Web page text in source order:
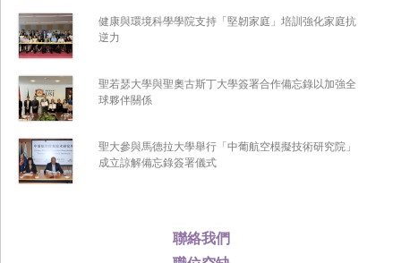
聯絡我們
健康與環境科學學院支持「堅韌家庭」培訓強化家庭抗
逆力
聖若瑟大學與聖奧古斯丁大學簽署合作備忘錄以加強全
球夥伴關係
聖大參與馬德拉大學舉行「中葡航空模擬技術研究院」
成立諒解備忘錄簽署儀式